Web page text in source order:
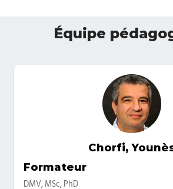
Équipe
Chorfi,
Catégories
Formateur
DMV, MSc, PhD